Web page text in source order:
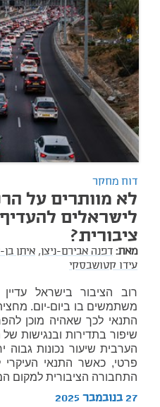
דוח מחקר
לא מוותרים על
לישראלים
ציבורית?
מאת: דפנה אבירם-ניצן, איתן
עידו קטושבסקי
משתמשים בו ביום-יום.
התנאי לכך שאהיה מוכן
שיפור בתדירות ובנגישות
הערבית שיעור נכונות גבוה
פרטי, כאשר התנאי
התחבורה הציבורית למקום
27 בנובמבר 2025